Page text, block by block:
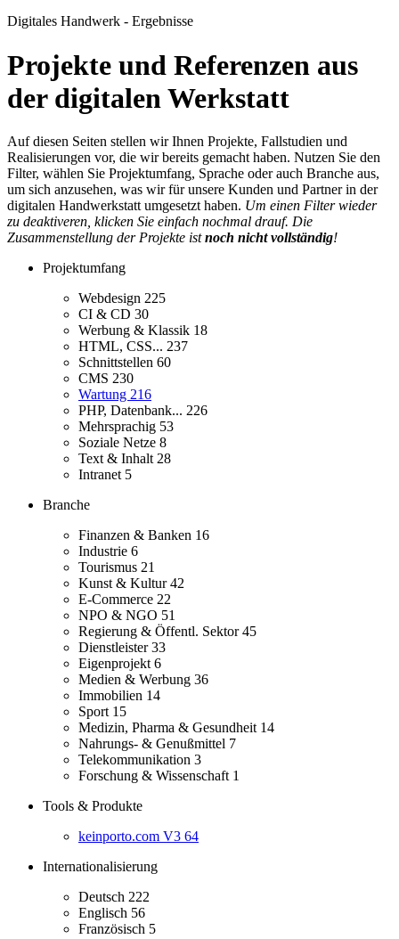
Digitales Handwerk - Ergebnisse
Projekte und Referenzen aus
der digitalen Werkstatt
Auf diesen Seiten stellen wir Ihnen Projekte, Fallstudien und
Realisierungen vor, die wir bereits gemacht haben. Nutzen Sie den
Filter, wählen Sie Projektumfang, Sprache oder auch Branche aus,
um sich anzusehen, was wir für unsere Kunden und Partner in der
digitalen Handwerkstatt umgesetzt haben. Um einen Filter wieder
zu deaktiveren, klicken Sie einfach nochmal drauf. Die
Zusammenstellung der Projekte istnoch nicht vollständig!
Projektumfang
Webdesign 225
CI & CD 30
Werbung & Klassik 18
HTML, CSS... 237
Schnittstellen 60
CMS 230
Wartung 216
PHP, Datenbank... 226
Mehrsprachig 53
Soziale Netze 8
Text & Inhalt 28
Intranet 5
Branche
Finanzen & Banken 16
Industrie 6
Tourismus 21
Kunst & Kultur42
E-Commerce 22
NPO & NGO 51
Regierung & Öffentl. Sektor45
Dienstleister33
Eigenprojekt 6
Medien & Werbung 36
Immobilien 14
Sport 15
Medizin, Pharma & Gesundheit 14
Nahrungs- & Genußmittel 7
Telekommunikation 3
Forschung & Wissenschaft 1
Tools & Produkte
keinporto.com V3 64
Internationalisierung
Deutsch 222
Englisch 56
Französisch 5